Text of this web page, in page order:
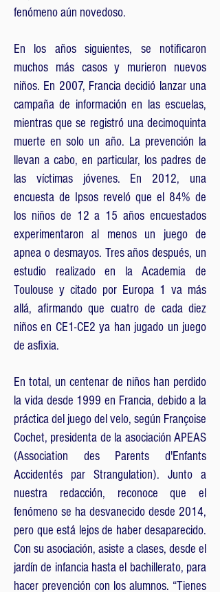
fenómeno aún novedoso.
En los años siguientes, se notificaron
muchos más casos y murieron nuevos
niños. En 2007, Francia decidió lanzar una
campaña de información en las escuelas,
mientras que se registró una decimoquinta
muerte en solo un año. La prevención la
llevan a cabo, en particular, los padres de
las víctimas jóvenes. En 2012, una
encuesta de Ipsos reveló que el 84% de
los niños de 12 a 15 años encuestados
experimentaron al menos un juego de
apnea o desmayos. Tres años después, un
estudio realizado en la Academia de
Toulouse y citado por Europa 1 va más
allá, afirmando que cuatro de cada diez
niños en CE1-CE2 ya han jugado un juego
de asfixia.
En total, un centenar de niños han perdido
la vida desde 1999 en Francia, debido a la
práctica del juego del velo, según Françoise
Cochet, presidenta de la asociación APEAS
(Association des Parents d'Enfants
Accidentés par Strangulation). Junto a
nuestra redacción, reconoce que el
fenómeno se ha desvanecido desde 2014,
pero que está lejos de haber desaparecido.
Con su asociación, asiste a clases, desde el
jardín de infancia hasta el bachillerato, para
hacer prevención con los alumnos. “Tienes